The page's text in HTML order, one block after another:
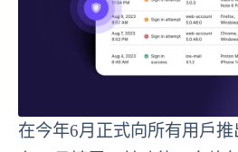
在今年6月正式向所有用戶推